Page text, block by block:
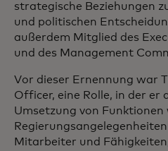
strategische Beziehungen
und politischen
außerdem Mitglied des
und des Management
Vor dieser Ernennung war
Officer, eine Rolle, in der er
Umsetzung von Funktionen
Mitarbeiter und